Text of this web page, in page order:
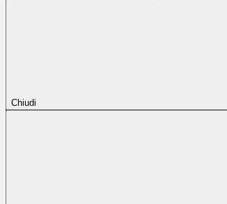
Chiudi